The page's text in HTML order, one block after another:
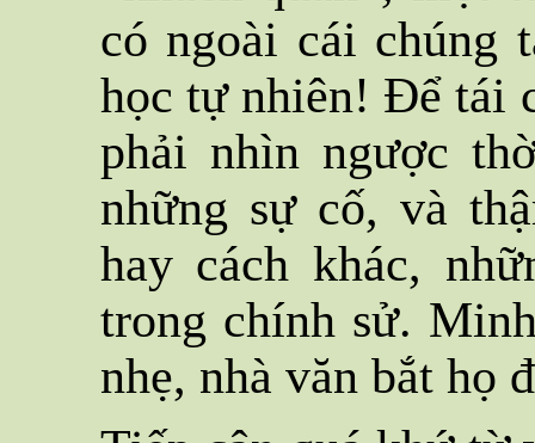
có ngoài cái chúng
học tự nhiên! Để tái
phải nhìn ngược
những sự cố, và
hay cách khác,
trong chính sử.
nhẹ, nhà văn bắt